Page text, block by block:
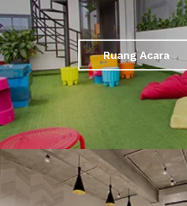
Ruang Acara